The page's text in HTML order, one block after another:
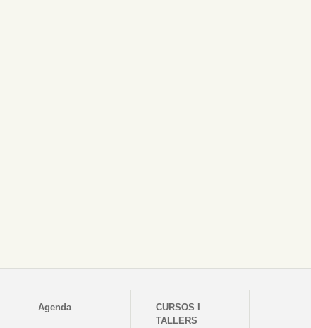
Agenda
CURSOS I
TALLERS